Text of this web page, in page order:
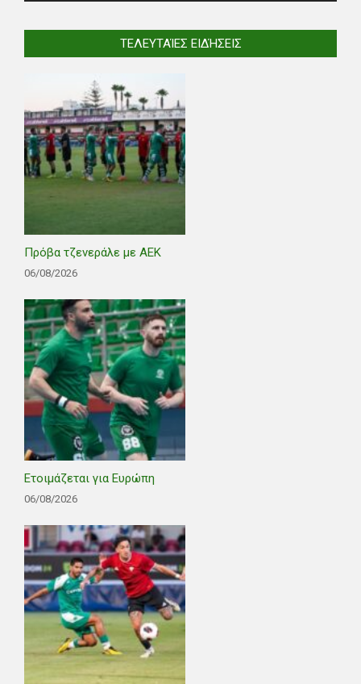
ΤΕΛΕΥΤΑΊΕΣ ΕΙΔΉΣΕΙΣ
Πρόβα τζενεράλε με ΑΕΚ
06/08/2026
Ετοιμάζεται για Ευρώπη
06/08/2026